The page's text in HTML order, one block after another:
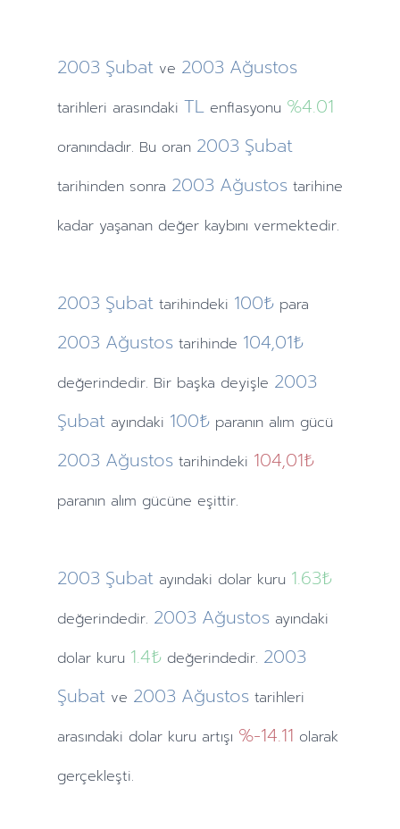
2003 Şubat ve 2003 Ağustos
tarihleri arasındaki TLenflasyonu %4.01
oranındadır. Bu oran 2003 Şubat
tarihindensonra 2003 Ağustos tarihine
kadar yaşanan değer kaybını vermektedir.
2003 Şubat tarihindeki 100₺ para
2003 Ağustos tarihinde 104,01₺
değerindedir. Bir başka deyişle 2003
Şubat ayındaki 100₺ paranın alım gücü
2003 Ağustos tarihindeki 104,01₺
paranın alım gücüne eşittir.
2003 Şubat ayındaki dolar kuru 1.63₺
değerindedir. 2003 Ağustos ayındaki
dolar kuru 1.4₺değerindedir. 2003
Şubat ve 2003 Ağustos tarihleri
arasındaki dolar kuru artışı %-14.11 olarak
gerçekleşti.